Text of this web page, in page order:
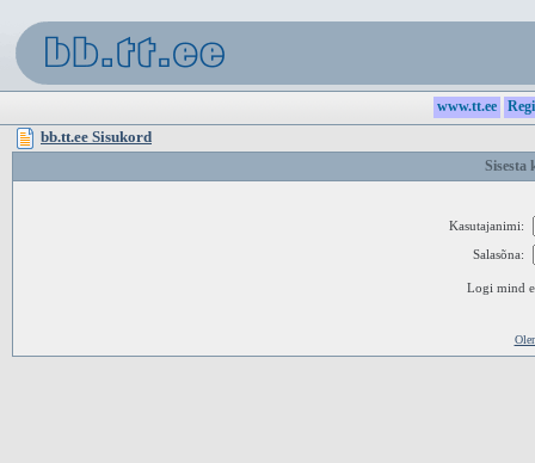
www.tt.ee
bb.tt.ee Sisukord
Sisesta
Kasutajanimi:
Salasõna:
Logi mind